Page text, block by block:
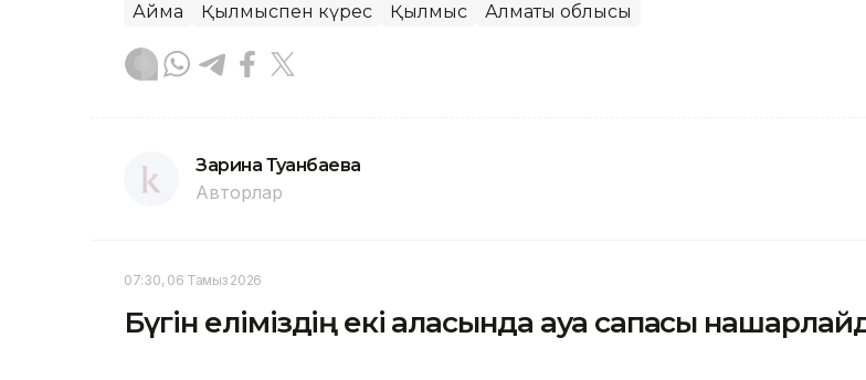
Аймақ Қылмыспен күрес Қылмыс Алматы облысы
Зарина Туғанбаева
Авторлар
07:30, 06 Тамыз 2026
Бүгін еліміздің екі қаласында ауа сапасы